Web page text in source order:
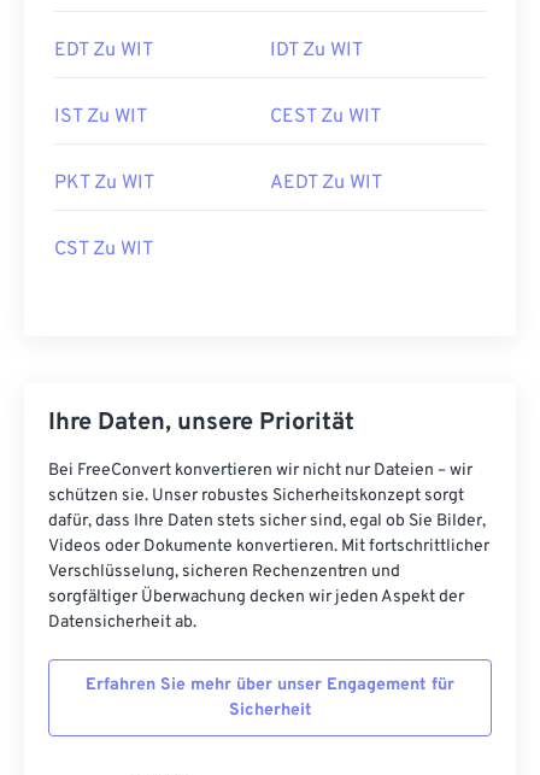
EDT Zu WIT IDT Zu WIT
IST Zu WIT CEST Zu WIT
PKT Zu WIT AEDT Zu WIT
CST Zu WIT
Ihre Daten, unsere Priorität
Bei FreeConvert konvertieren wir nicht nur Dateien – wir
schützen sie. Unser robustes Sicherheitskonzept sorgt
dafür, dass Ihre Daten stets sicher sind, egal ob Sie Bilder,
Videos oder Dokumente konvertieren. Mit fortschrittlicher
Verschlüsselung, sicheren Rechenzentren und
sorgfältiger Überwachung decken wir jeden Aspekt der
Datensicherheit ab.
Erfahren Sie mehr über unser Engagement für
Sicherheit